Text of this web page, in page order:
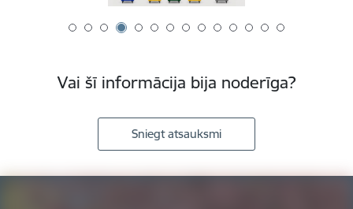
Vai šī informācija bija noderīga?
Sniegt atsauksmi